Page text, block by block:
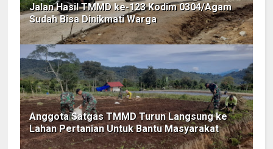
Jalan Hasil TMMD ke-123 Kodim 0304/Agam
Sudah Bisa Dinikmati Warga
Anggota Satgas TMMD Turun Langsung ke
Lahan Pertanian Untuk Bantu Masyarakat